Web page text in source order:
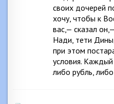
своих дочерей
хочу, чтобы к
вас,— сказал
Нади, тети
при этом
условия.
либо рубль,